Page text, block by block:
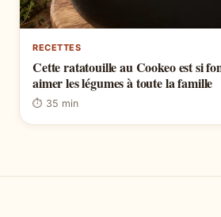
RECETTES
Cette ratatouille au Cookeo est si
aimer les légumes à toute la famille
⏱ 35 min